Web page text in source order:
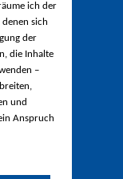
ich der
sich
der
die Inhalte
–
und
Anspruch